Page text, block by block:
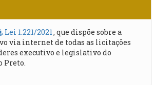
Lei 1.221/2021 , que dispõe sobre a
via internet de todas as licitações
executivo e legislativo do
Preto.